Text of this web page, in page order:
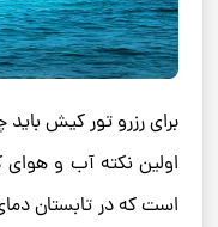
برای رزرو تور کیش باید
اولین نکته آب و